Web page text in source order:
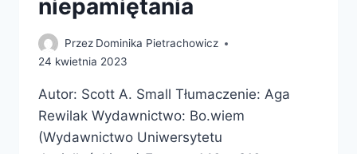
niepamiętania
Przez Dominika Pietrachowicz
24 kwietnia 2023
Autor: Scott A. Small Tłumaczenie: Aga
Rewilak Wydawnictwo: Bo.wiem
(Wydawnictwo Uniwersytetu